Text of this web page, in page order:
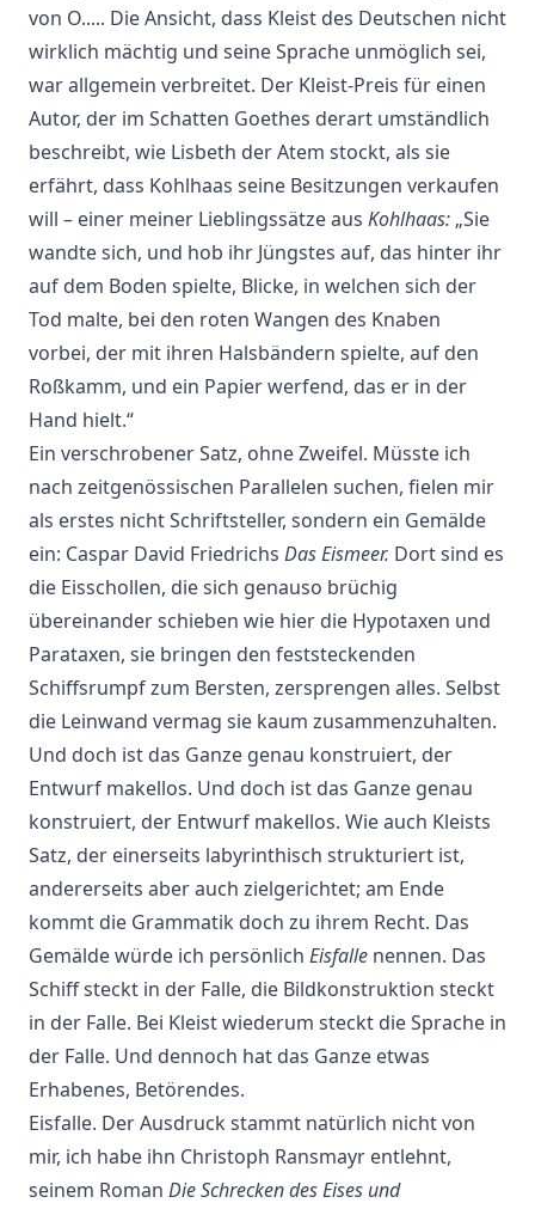
von O..... Die Ansicht, dass Kleist des Deutschen nicht
wirklich mächtig und seine Sprache unmöglich sei,
war allgemein verbreitet. Der Kleist-Preis für einen
Autor, der im Schatten Goethes derart umständlich
beschreibt, wie Lisbeth der Atem stockt, als sie
erfährt, dass Kohlhaas seine Besitzungen verkaufen
will – einer meiner Lieblingssätze aus Kohlhaas: „Sie
wandte sich, und hob ihr Jüngstes auf, das hinter ihr
auf dem Boden spielte, Blicke, in welchen sich der
Tod malte, bei den roten Wangen des Knaben
vorbei, der mit ihren Halsbändern spielte, auf den
Roßkamm, und ein Papier werfend, das er in der
Hand hielt.“
Ein verschrobener Satz, ohne Zweifel. Müsste ich
nach zeitgenössischen Parallelen suchen, fielen mir
als erstes nicht Schriftsteller, sondern ein Gemälde
ein: Caspar David Friedrichs Das Eismeer. Dort sind es
die Eisschollen, die sich genauso brüchig
übereinander schieben wie hier die Hypotaxen und
Parataxen, sie bringen den feststeckenden
Schiffsrumpf zum Bersten, zersprengen alles. Selbst
die Leinwand vermag sie kaum zusammenzuhalten.
Und doch ist das Ganze genau konstruiert, der
Entwurf makellos. Und doch ist das Ganze genau
konstruiert, der Entwurf makellos. Wie auch Kleists
Satz, der einerseits labyrinthisch strukturiert ist,
andererseits aber auch zielgerichtet; am Ende
kommt die Grammatik doch zu ihrem Recht. Das
Gemälde würde ich persönlich Eisfalle nennen. Das
Schiff steckt in der Falle, die Bildkonstruktion steckt
in der Falle. Bei Kleist wiederum steckt die Sprache in
der Falle. Und dennoch hat das Ganze etwas
Erhabenes, Betörendes.
Eisfalle. Der Ausdruck stammt natürlich nicht von
mir, ich habe ihn Christoph Ransmayr entlehnt,
seinem Roman Die Schrecken des Eises und